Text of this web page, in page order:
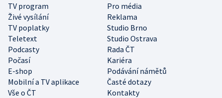
TV program
Pro média
Živé vysílání
Reklama
TV poplatky
Studio Brno
Teletext
Studio Ostrava
Podcasty
Rada ČT
Počasí
Kariéra
E-shop
Podávání námětů
Mobilní a TV aplikace
Časté dotazy
Vše o ČT
Kontakty